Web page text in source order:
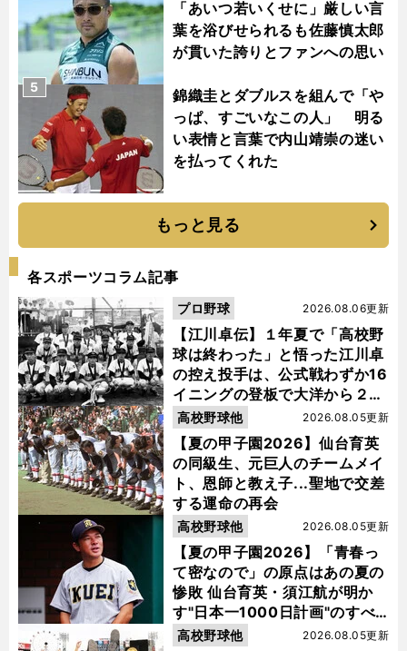
「あいつ若いくせに」厳しい言
葉を浴びせられるも佐藤慎太郎
が貫いた誇りとファンへの思い
錦織圭とダブルスを組んで「や
っぱ、すごいなこの人」 明る
い表情と言葉で内山靖崇の迷い
を払ってくれた
5
もっと見る
各スポーツコラム記事
【江川卓伝】１年夏で「高校野
球は終わった」と悟った江川卓
の控え投手は、公式戦わずか16
イニングの登板で大洋から２位
指名を受けた
2026.08.06更新
プロ野球
【夏の甲子園2026】仙台育英
の同級生、元巨人のチームメイ
ト、恩師と教え子...聖地で交差
する運命の再会
2026.08.05更新
高校野球他
【夏の甲子園2026】「青春っ
て密なので」の原点はあの夏の
惨敗 仙台育英・須江航が明か
す"日本一1000日計画"のすべ
て
2026.08.05更新
高校野球他
2026.08.05更新
高校野球他